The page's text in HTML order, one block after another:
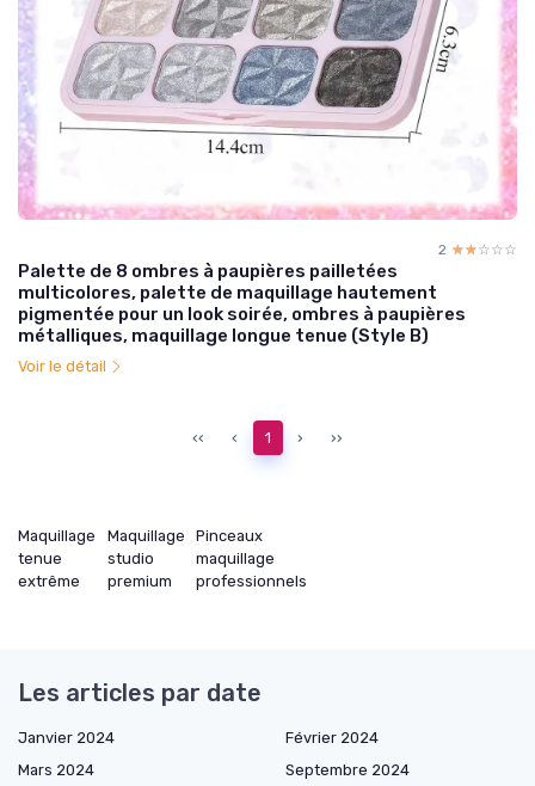
2 ☆☆☆☆☆
★★★★★
Palette de 8 ombres à paupières pailletées
multicolores, palette de maquillage hautement
pigmentée pour un look soirée, ombres à paupières
métalliques, maquillage longue tenue (Style B)
Voir le détail
‹‹ ‹ 1 › ››
Maquillage
tenue
extrême
Maquillage
studio
premium
Pinceaux
maquillage
professionnels
Les articles par date
Janvier 2024
Février 2024
Mars 2024
Septembre 2024